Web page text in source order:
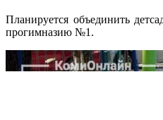
Планируется объединить
прогимназию №1.